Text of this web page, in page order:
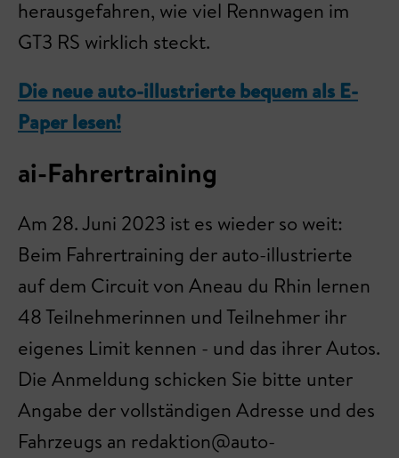
herausgefahren, wie viel Rennwagen im
GT3 RS wirklich steckt.
Die neue auto-illustrierte bequem als E-
Paper lesen!
ai-Fahrertraining
Am 28. Juni 2023 ist es wieder so weit:
Beim Fahrertraining der auto-illustrierte
auf dem Circuit von Aneau du Rhin lernen
48 Teilnehmerinnen und Teilnehmer ihr
eigenes Limit kennen - und das ihrer Autos.
Die Anmeldung schicken Sie bitte unter
Angabe der vollständigen Adresse und des
Fahrzeugs an redaktion@auto-